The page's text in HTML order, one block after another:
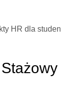
HR dla